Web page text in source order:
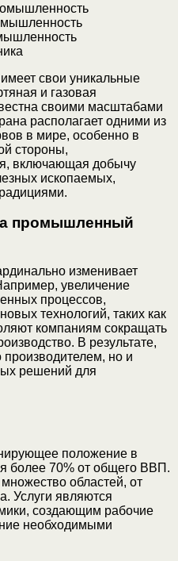
свои уникальные
и газовая
своими масштабами
располагает одними из
в мире, особенно в
стороны,
включающая добычу
ископаемых,
промышленный
изменивает
увеличение
процессов,
технологий, таких как
компаниям сокращать
В результате,
производителем, но и
решений для
положение в
более 70% от общего ВВП.
областей, от
Услуги являются
создающим рабочие
необходимыми